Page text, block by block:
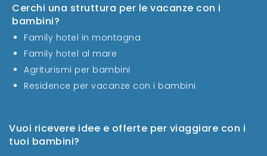
Vuoi ricevere idee e offerte per viaggiare con i
tuoi bambini?
Cerchi una struttura per le vacanze con i
bambini?
Family hotel in montagna
Family hotel al mare
Agriturismi per bambini
Residence per vacanze con i bambini